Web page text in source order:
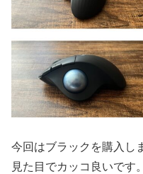
今回はブラックを購入し
見た目でカッコ良いです。